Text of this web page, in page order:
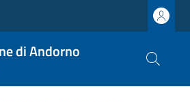
di Andorno